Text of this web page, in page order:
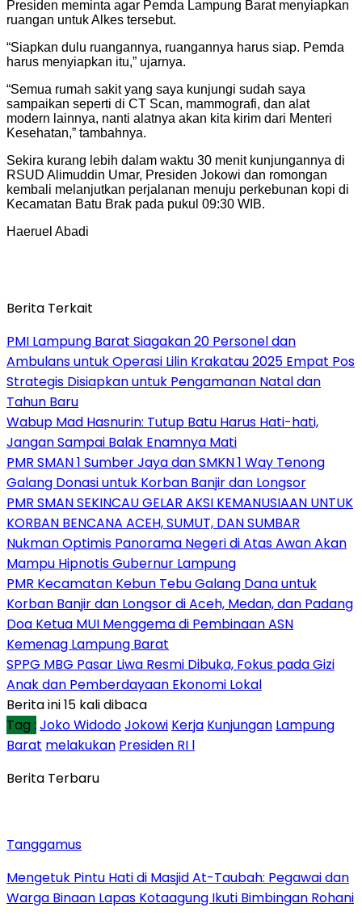
Presiden meminta agar Pemda Lampung Barat menyiapkan
ruangan untuk Alkes tersebut.
“Siapkan dulu ruangannya, ruangannya harus siap. Pemda
harus menyiapkan itu,” ujarnya.
“Semua rumah sakit yang saya kunjungi sudah saya
sampaikan seperti di CT Scan, mammografi, dan alat
modern lainnya, nanti alatnya akan kita kirim dari Menteri
Kesehatan,” tambahnya.
Sekira kurang lebih dalam waktu 30 menit kunjungannya di
RSUD Alimuddin Umar, Presiden Jokowi dan romongan
kembali melanjutkan perjalanan menuju perkebunan kopi di
Kecamatan Batu Brak pada pukul 09:30 WIB.
Haeruel Abadi
Berita Terkait
PMI Lampung Barat Siagakan 20 Personel dan
Ambulans untuk Operasi Lilin Krakatau 2025 Empat Pos
Strategis Disiapkan untuk Pengamanan Natal dan
Tahun Baru
Wabup Mad Hasnurin: Tutup Batu Harus Hati-hati,
Jangan Sampai Balak Enamnya Mati
PMR SMAN 1 Sumber Jaya dan SMKN 1 Way Tenong
Galang Donasi untuk Korban Banjir dan Longsor
PMR SMAN SEKINCAU GELAR AKSI KEMANUSIAAN UNTUK
KORBAN BENCANA ACEH, SUMUT, DAN SUMBAR
Nukman Optimis Panorama Negeri di Atas Awan Akan
Mampu Hipnotis Gubernur Lampung
PMR Kecamatan Kebun Tebu Galang Dana untuk
Korban Banjir dan Longsor di Aceh, Medan, dan Padang
Doa Ketua MUI Menggema di Pembinaan ASN
Kemenag Lampung Barat
SPPG MBG Pasar Liwa Resmi Dibuka, Fokus pada Gizi
Anak dan Pemberdayaan Ekonomi Lokal
Berita ini 15 kali dibaca
Tag : Joko WidodoJokowi Kerja Kunjungan Lampung
Barat melakukan Presiden RI l
Berita Terbaru
Tanggamus
Mengetuk Pintu Hati di Masjid At-Taubah: Pegawai dan
Warga Binaan Lapas Kotaagung Ikuti Bimbingan Rohani